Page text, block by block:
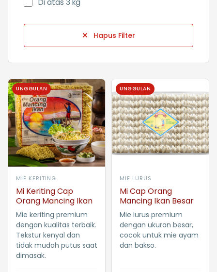
Di atas 3 kg
Hapus Filter
UNGGULAN
MIE KERITING
Mi Keriting Cap
Orang Mancing Ikan
Mie keriting premium
dengan kualitas terbaik.
Tekstur kenyal dan
tidak mudah putus saat
dimasak.
UNGGULAN
MIE LURUS
Mi Cap Orang
Mancing Ikan Besar
Mie lurus premium
dengan ukuran besar,
cocok untuk mie ayam
dan bakso.